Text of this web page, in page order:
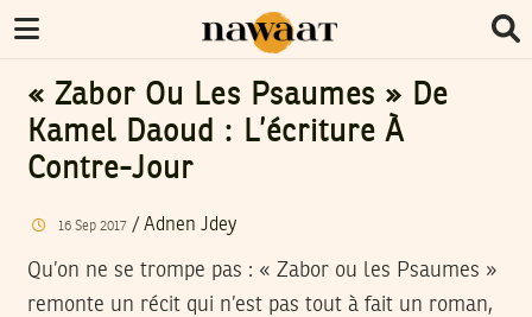
« Zabor Ou Les Psaumes » De
Kamel Daoud : L’écriture À
Contre-Jour
16 Sep 2017/ Adnen Jdey
Qu’on ne se trompe pas : « Zabor ou les Psaumes »
remonte un récit qui n’est pas tout à fait un roman,